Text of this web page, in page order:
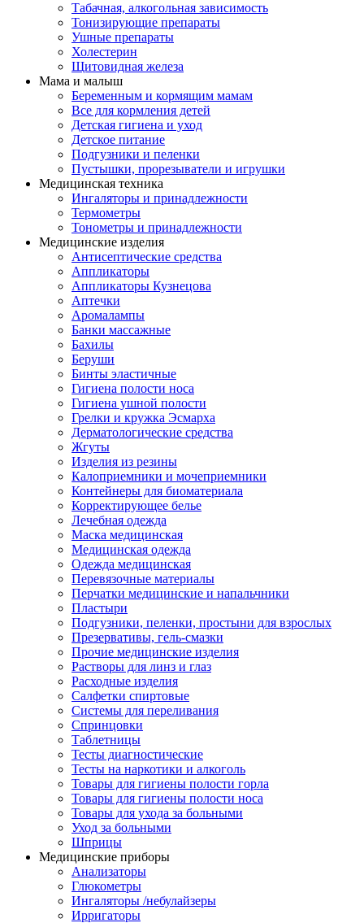
Табачная, алкогольная зависимость
Тонизирующие препараты
Ушные препараты
Холестерин
Щитовидная железа
Мама и малыш
Беременным и кормящим мамам
Все для кормления детей
Детская гигиена и уход
Детское питание
Подгузники и пеленки
Пустышки, прорезыватели и игрушки
Медицинская техника
Ингаляторы и принадлежности
Термометры
Тонометры и принадлежности
Медицинские изделия
Антисептические средства
Аппликаторы
Аппликаторы Кузнецова
Аптечки
Аромалампы
Банки массажные
Бахилы
Беруши
Бинты эластичные
Гигиена полости носа
Гигиена ушной полости
Грелки и кружка Эсмарха
Дерматологические средства
Жгуты
Изделия из резины
Калоприемники и мочеприемники
Контейнеры для биоматериала
Корректирующее белье
Лечебная одежда
Маска медицинская
Медицинская одежда
Одежда медицинская
Перевязочные материалы
Перчатки медицинские и напальчники
Пластыри
Подгузники, пеленки, простыни для взрослых
Презервативы, гель-смазки
Прочие медицинские изделия
Растворы для линз и глаз
Расходные изделия
Салфетки спиртовые
Системы для переливания
Спринцовки
Таблетницы
Тесты диагностические
Тесты на наркотики и алкоголь
Товары для гигиены полости горла
Товары для гигиены полости носа
Товары для ухода за больными
Уход за больными
Шприцы
Медицинские приборы
Анализаторы
Глюкометры
Ингаляторы /небулайзеры
Ирригаторы